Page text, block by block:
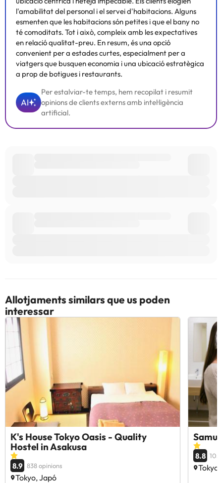
l'amabilitat del personal i el servei d'habitacions. Alguns
esmenten que les habitacions són petites i que el bany no
té comoditats. Tot i això, compleix amb les expectatives
en relació qualitat-preu. En resum, és una opció
convenient per a estades curtes, especialment per a
viatgers que busquen economia i una ubicació estratègica
a prop de botigues i restaurants.
AI
Per estalviar-te temps, hem recopilat i resumit
opinions de clients externs amb intel·ligència
artificial.
Allotjaments similars que us poden
interessar
K's House Tokyo Oasis - Quality
Hostel in Asakusa
8.9 838 opinions
Tokyo, Japó
8.8 105